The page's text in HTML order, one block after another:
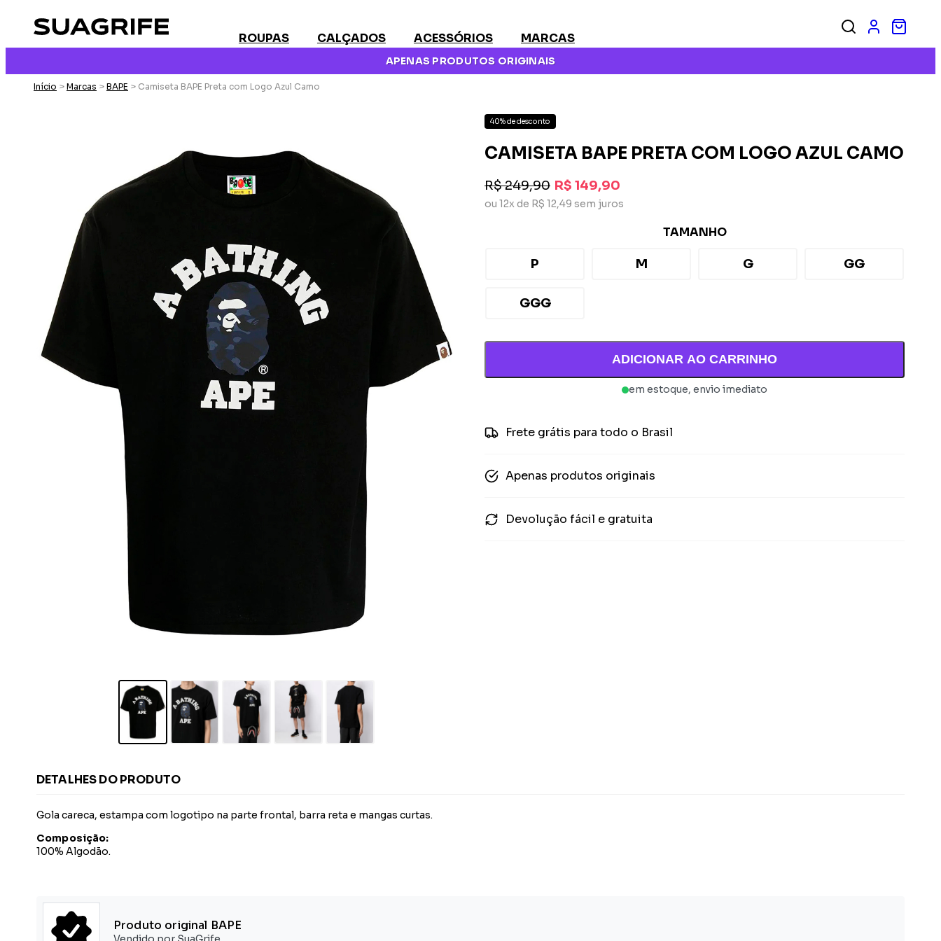
ROUPAS CALÇADOS ACESSÓRIOS MARCAS
APENAS PRODUTOS ORIGINAIS
Início > Marcas > BAPE > Camiseta BAPE Preta com Logo Azul Camo
40% de desconto
CAMISETA BAPE PRETA COM LOGO AZUL CAMO
R$ 249,90 R$ 149,90
ou 12x de R$ 12,49 sem juros
TAMANHO
P M G GG
GGG
ADICIONAR AO CARRINHO
em estoque, envio imediato
Frete grátis para todo o Brasil
Apenas produtos originais
Devolução fácil e gratuita
DETALHES DO PRODUTO
Gola careca, estampa com logotipo na parte frontal, barra reta e mangas curtas.
Composição:
100% Algodão.
Produto original BAPE